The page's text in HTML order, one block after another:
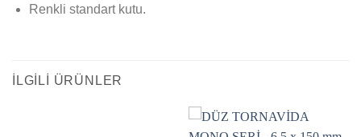
Renkli standart kutu.
İLGILI ÜRÜNLER